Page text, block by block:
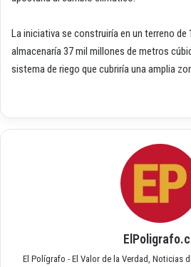
La iniciativa se construiría en un terreno de
almacenaría 37 mil millones de metros
sistema de riego que cubriría una amplia
El Polígrafo - El Valor de la Verdad, Noticias